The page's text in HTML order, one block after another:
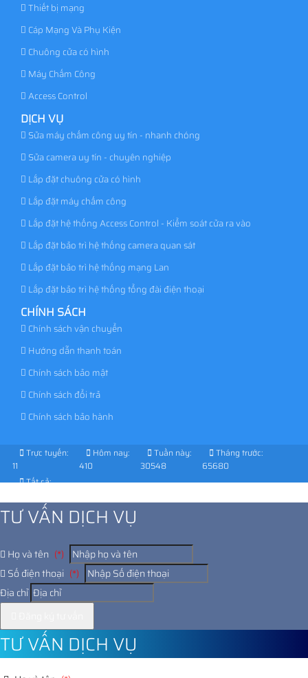
Thiết bị mạng
Cáp Mạng Và Phụ Kiện
Chuông cửa có hình
Máy Chấm Công
Access Control
DỊCH VỤ
Sửa máy chấm công uy tín - nhanh chóng
Sửa camera uy tín - chuyên nghiệp
Lắp đặt chuông cửa có hình
Lắp đặt máy chấm công
Lắp đặt hệ thống Access Control - Kiểm soát cửa ra vào
Lắp đặt bảo trì hệ thống camera quan sát
Lắp đặt bảo trì hệ thống mạng Lan
Lắp đặt bảo trì hệ thống tổng đài điện thoại
CHÍNH SÁCH
Chính sách vận chuyển
Hướng dẫn thanh toán
Chính sách bảo mật
Chính sách đổi trả
Chính sách bảo hành
Trực tuyến:
11
Hôm nay:
410
Tuần này:
30548
Tháng trước:
65680
Tất cả:
TƯ VẤN DỊCH VỤ
Họ và tên (*)
Số điện thoại (*)
Địa chỉ
TƯ VẤN DỊCH VỤ